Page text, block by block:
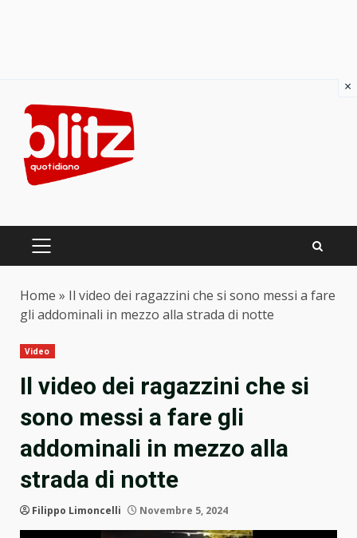
content
PRIMARY
Home » Il video dei ragazzini che si sono messi a fare
gli addominali in mezzo alla strada di notte
Video
Il video dei ragazzini che si
sono messi a fare gli
addominali in mezzo alla
strada di notte
Filippo Limoncelli Novembre 5, 2024
×